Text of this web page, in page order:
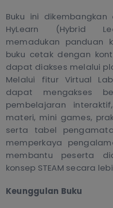
Buku ini
HyLearn (Hybrid
memadukan panduan
buku cetak dengan
dapat diakses melalui
Melalui fitur Virtual
dapat mengakses
pembelajaran
materi, mini games,
serta tabel
memperkaya
membantu peserta
konsep STEAM secara
Keunggulan Buku